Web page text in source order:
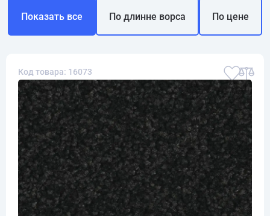
Показать все По длинне ворса По цене
Код товара: 16073